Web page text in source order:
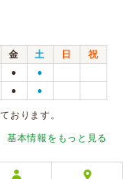
金 土 日
祝
● ●
● ●
おります。
基本情報をもっと見る